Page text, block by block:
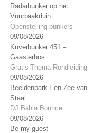
Radarbunker op het
Vuurbaakduin.
Openstelling bunkers
09/08/2026
Küverbunker 451 –
Gaasterbos
Gratis Thema Rondleiding
09/08/2026
Beeldenpark Een Zee van
Staal
DJ Bahia Bounce
09/08/2026
Be my guest